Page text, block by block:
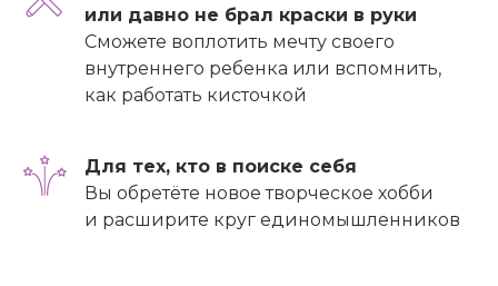
или давно не брал краски в руки
Сможете воплотить мечту своего
внутреннего ребенка или вспомнить,
как работать кисточкой
Для тех, кто в поиске себя
Вы обретёте новое творческое хобби
и расширите круг единомышленников